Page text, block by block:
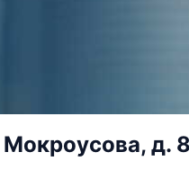
Мокроусова, д. 8